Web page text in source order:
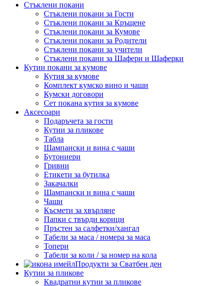
Стъклени покани
Стъклени покани за Гости
Стъклени покани за Кръщене
Стъклени покани за Кумове
Стъклени покани за Родители
Стъклени покани за учители
Стъклени покани за Шафери и Шаферки
Кутии покани за кумове
Кутия за кумове
Комплект кумско вино и чаши
Кумски договори
Сет покана кутия за кумове
Аксесоари
Подаръчета за гости
Кутии за пликове
Табла
Шампански и вина с чаши
Бутониери
Гривни
Етикети за бутилка
Закачалки
Шампански и вина с чаши
Чаши
Късмети за хвърляне
Папки с твърди корици
Пръстен за салфетки/хангал
Табели за маса / номера за маса
Топери
Табели за коли / за номер на кола
Продукти за Сватбен ден
Кутии за пликове
Квадратни кутии за пликове